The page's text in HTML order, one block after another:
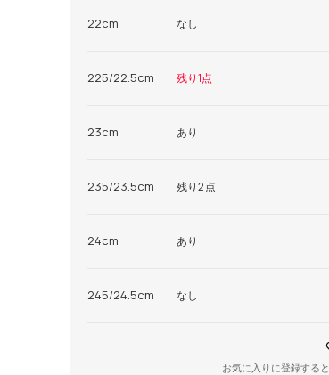
22cm なし
225/22.5cm 残り1点
23cm あり
235/23.5cm 残り2点
24cm あり
245/24.5cm なし
お気に入りに登録すると